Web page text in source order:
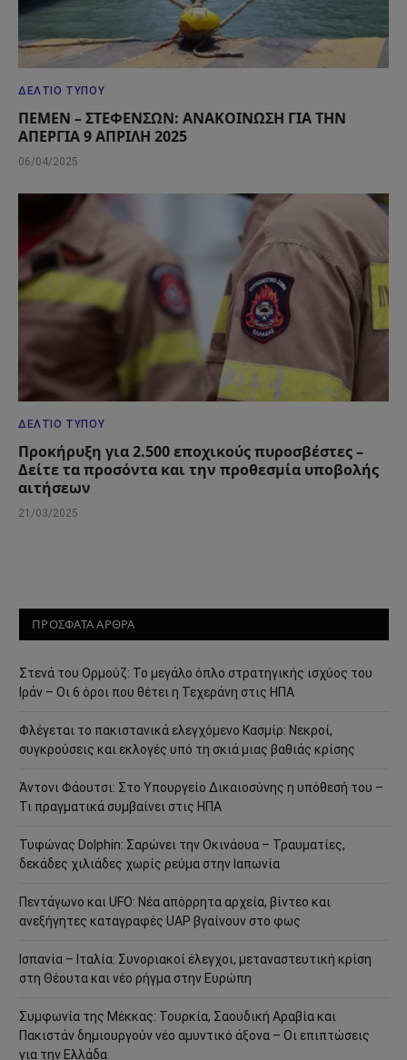
ΔΕΛΤΊΟ ΤΎΠΟΥ
ΠΕΜΕΝ – ΣΤΕΦΕΝΣΩΝ: ΑΝΑΚΟΙΝΩΣΗ ΓΙΑ ΤΗΝ
ΑΠΕΡΓΙΑ 9 ΑΠΡΙΛΗ 2025
06/04/2025
ΔΕΛΤΊΟ ΤΎΠΟΥ
Προκήρυξη για 2.500 εποχικούς πυροσβέστες –
Δείτε τα προσόντα και την προθεσμία υποβολής
αιτήσεων
21/03/2025
ΠΡΟΣΦΑΤΑ ΑΡΘΡΑ
Στενά του Ορμούζ: Το μεγάλο όπλο στρατηγικής ισχύος του
Ιράν – Οι 6 όροι που θέτει η Τεχεράνη στις ΗΠΑ
Φλέγεται το πακιστανικά ελεγχόμενο Κασμίρ: Νεκροί,
συγκρούσεις και εκλογές υπό τη σκιά μιας βαθιάς κρίσης
Άντονι Φάουτσι: Στο Υπουργείο Δικαιοσύνης η υπόθεσή του –
Τι πραγματικά συμβαίνει στις ΗΠΑ
Τυφώνας Dolphin: Σαρώνει την Οκινάουα – Τραυματίες,
δεκάδες χιλιάδες χωρίς ρεύμα στην Ιαπωνία
Πεντάγωνο και UFO: Νέα απόρρητα αρχεία, βίντεο και
ανεξήγητες καταγραφές UAP βγαίνουν στο φως
Ισπανία – Ιταλία: Συνοριακοί έλεγχοι, μεταναστευτική κρίση
στη Θέουτα και νέο ρήγμα στην Ευρώπη
Συμφωνία της Μέκκας: Τουρκία, Σαουδική Αραβία και
Πακιστάν δημιουργούν νέο αμυντικό άξονα – Οι επιπτώσεις
για την Ελλάδα